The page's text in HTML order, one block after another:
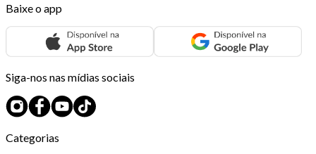
Baixe o app
Siga-nos nas mídias sociais
Categorias